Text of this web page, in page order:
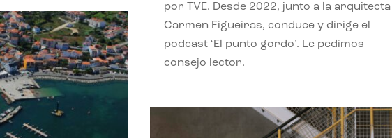
por TVE. Desde 2022, junto a la arquitecta
Carmen Figueiras, conduce y dirige el
podcast ‘El punto gordo’. Le pedimos
consejo lector.